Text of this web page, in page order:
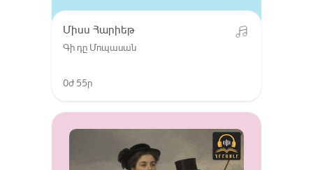
Միսս Հարիեթ
Գի դը Մոպասան
0ժ 55ր